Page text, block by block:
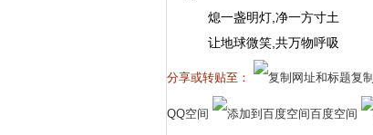
熄一盏明灯,净一方寸土
让地球微笑,共万物呼吸
分享或转贴至： 复
QQ空间 百度空间